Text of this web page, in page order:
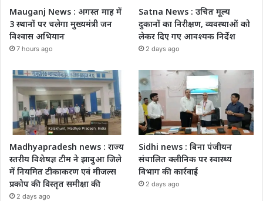
Mauganj News : अगस्त माह में
3 स्थानों पर चलेगा मुख्यमंत्री जन
विश्वास अभियान
7 hours ago
Satna News : उचित मूल्य
दुकानों का निरीक्षण, व्यवस्थाओं को
लेकर दिए गए आवश्यक निर्देश
2 days ago
Madhyapradesh news : राज्य
स्तरीय विशेषज्ञ टीम ने झाबुआ जिले
में नियमित टीकाकरण एवं मीजल्स
प्रकोप की विस्तृत समीक्षा की
2 days ago
Sidhi news : बिना पंजीयन
संचालित क्लीनिक पर स्वास्थ्य
विभाग की कार्रवाई
2 days ago